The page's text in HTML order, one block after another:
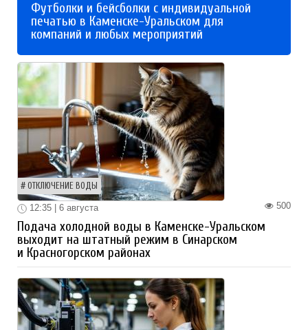
Футболки и бейсболки с индивидуальной
печатью в Каменске-Уральском для
компаний и любых мероприятий
ОТКЛЮЧЕНИЕ ВОДЫ
500
12:35 | 6 августа
Подача холодной воды в Каменске-Уральском
выходит на штатный режим в Синарском
и Красногорском районах